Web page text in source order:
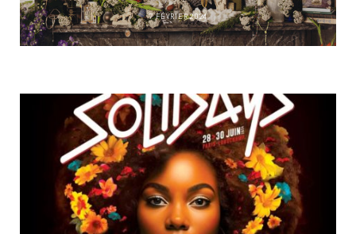
7 FÉVRIER 2024